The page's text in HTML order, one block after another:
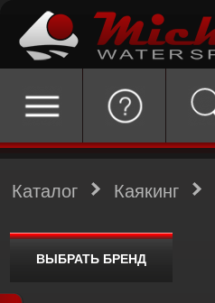
Каталог Каякинг
ВЫБРАТЬ БРЕНД